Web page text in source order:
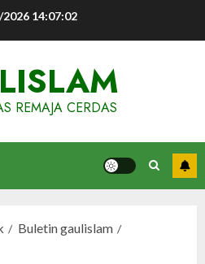
2026 14:07:03
REMAJA CERDAS
Buletin gaulislam